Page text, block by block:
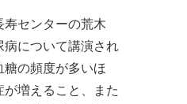
寿センターの荒木
病について講演され
糖の頻度が多いほ
が増えること、また